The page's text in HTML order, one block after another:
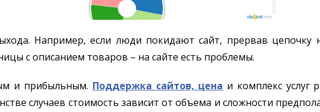
Например, если люди покидают сайт, прервав цепочку
с описанием товаров – на сайте есть проблемы.
и прибыльным. Поддержка сайтов, цена и комплекс услуг
случаев стоимость зависит от объема и сложности